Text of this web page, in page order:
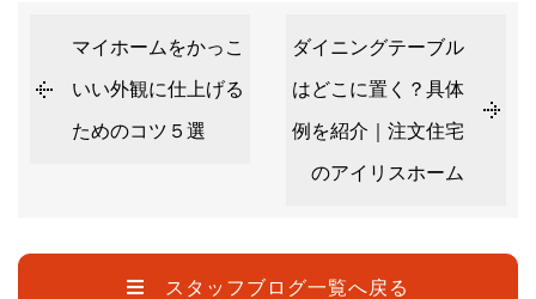
マイホームをかっこ
いい外観に仕上げる
ためのコツ５選
ダイニングテーブル
はどこに置く？具体
例を紹介｜注文住宅
のアイリスホーム
スタッフブログ一覧へ戻る